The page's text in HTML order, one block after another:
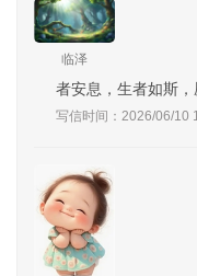
临泽
者安息，生者如斯
写信时间：2026/06/10